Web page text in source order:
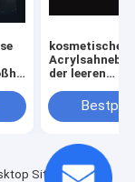
kosmetische
der leeren
Site